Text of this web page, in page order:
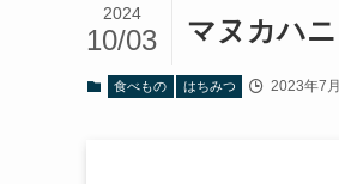
マヌカハ
2024
10/03
食べもの はちみつ 2023年7